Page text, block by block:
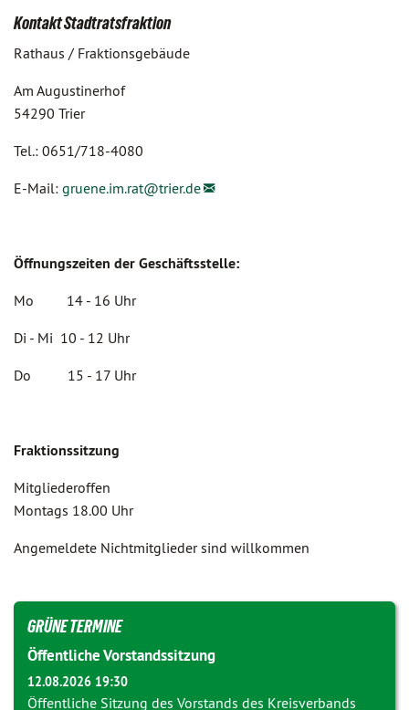
Kontakt Stadtratsfraktion
Rathaus / Fraktionsgebäude
Am Augustinerhof
54290 Trier
Tel.: 0651/718-4080
E-Mail: gruene.im.rat@trier.de
Öffnungszeiten der Geschäftsstelle:
Mo 14 - 16 Uhr
Di - Mi 10 - 12 Uhr
Do 15 - 17 Uhr
Fraktionssitzung
Mitgliederoffen
Montags 18.00 Uhr
Angemeldete Nichtmitglieder sind willkommen
GRÜNE TERMINE
Öffentliche Vorstandssitzung
12.08.2026 19:30
Öffentliche Sitzung des Vorstands des Kreisverbands